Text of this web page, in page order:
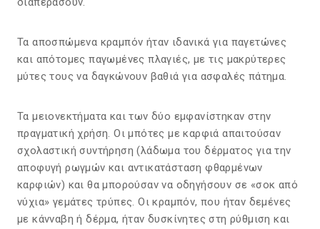
Τα αποσπώμενα κραμπόν ήταν ιδανικά για παγετώνες
και απότομες παγωμένες πλαγιές, με τις μακρύτερες
μύτες τους να δαγκώνουν βαθιά για ασφαλές πάτημα.
Τα μειονεκτήματα και των δύο εμφανίστηκαν στην
πραγματική χρήση. Οι μπότες με καρφιά απαιτούσαν
σχολαστική συντήρηση (λάδωμα του δέρματος για την
αποφυγή ρωγμών και αντικατάσταση φθαρμένων
καρφιών) και θα μπορούσαν να οδηγήσουν σε «σοκ από
νύχια» γεμάτες τρύπες. Οι κραμπόν, που ήταν δεμένες
με κάνναβη ή δέρμα, ήταν δυσκίνητες στη ρύθμιση και